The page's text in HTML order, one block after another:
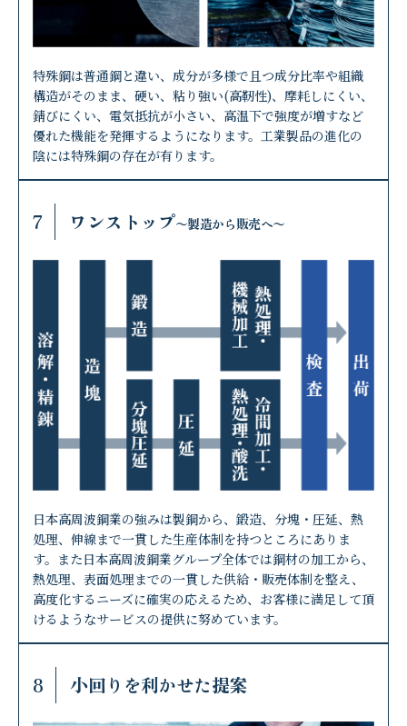
特殊鋼は普通鋼と違い、成分が多様で且つ成分比率や組織
構造がそのまま、硬い、粘り強い(高靭性)、摩耗しにくい、
錆びにくい、電気抵抗が小さい、高温下で強度が増すなど
優れた機能を発揮するようになります。工業製品の進化の
陰には特殊鋼の存在が有ります。
7 ワンストップ〜製造から販売へ〜
日本高周波鋼業の強みは製鋼から、鍛造、分塊・圧延、熱
処理、伸線まで一貫した生産体制を持つところにありま
す。また日本高周波鋼業グループ全体では鋼材の加工から、
熱処理、表面処理までの一貫した供給・販売体制を整え、
高度化するニーズに確実の応えるため、お客様に満足して頂
けるようなサービスの提供に努めています。
8 小回りを利かせた提案